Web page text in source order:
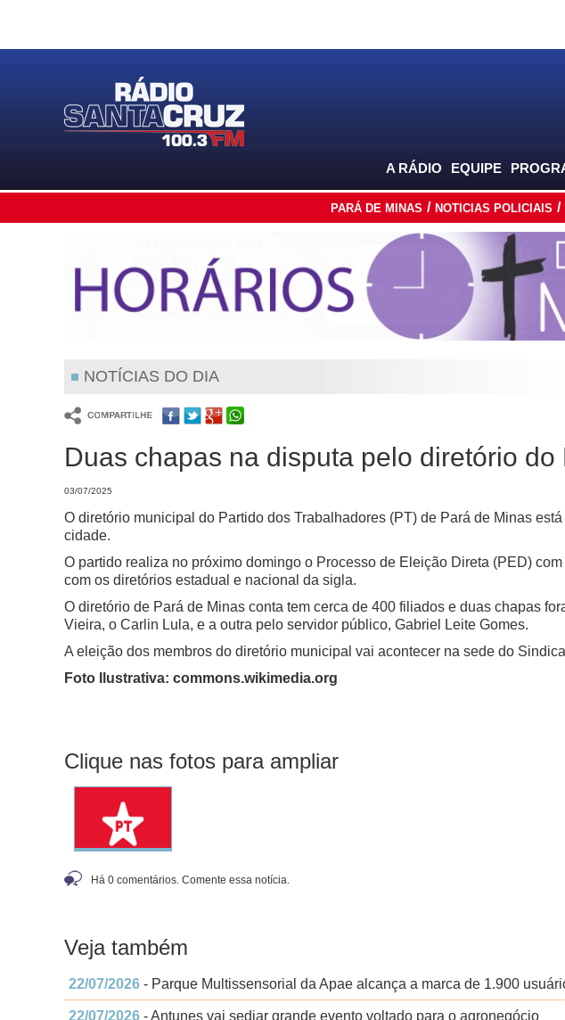
A RÁDIO EQUIPE
PARÁ DE MINAS NOTICIAS POLICIAIS
NOTÍCIAS DO DIA
Duas chapas na disputa pelo diretório do
03/07/2025
O diretório municipal do Partido dos Trabalhadores (PT) de Pará de Minas
cidade.
O partido realiza no próximo domingo o Processo de Eleição Direta (PED)
com os diretórios estadual e nacional da sigla.
O diretório de Pará de Minas conta tem cerca de 400 filiados e duas chapas
Vieira, o Carlin Lula, e a outra pelo servidor público, Gabriel Leite Gomes.
A eleição dos membros do diretório municipal vai acontecer na sede do
Foto Ilustrativa: commons.wikimedia.org
Clique nas fotos para ampliar
Há 0 comentários. Comente essa notícia.
Veja também
22/07/2026 - Parque Multissensorial da Apae alcança a marca de 1.900
22/07/2026 - Antunes vai sediar grande evento voltado para o agronegócio